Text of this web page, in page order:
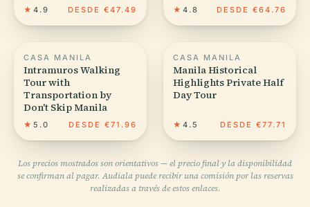
★ 4.9 DESDE €47.49 ★ 4.8 DESDE €64.76
CASA MANILA
Intramuros Walking
Tour with
Transportation by
Don't Skip Manila
★ 5.0 DESDE €71.96
CASA MANILA
Manila Historical
Highlights Private Half
Day Tour
★ 4.5 DESDE €77.71
Los precios mostrados son orientativos — el precio final y la disponibilidad
se confirman al pagar. Audiala puede recibir una comisión por las reservas
realizadas a través de estos enlaces.